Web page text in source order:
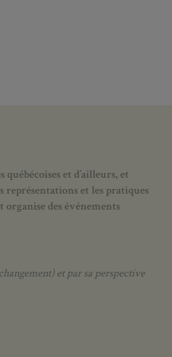
et d’ailleurs, et
représentations et les pratiques
organise des événements
et par sa perspective